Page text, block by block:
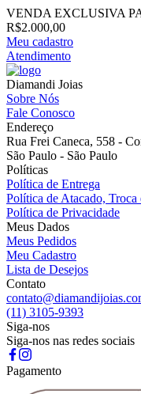
VENDA EXCLUSIVA
R$2.000,00
Meu cadastro
Atendimento
Diamandi Joias
Sobre Nós
Fale Conosco
Endereço
Rua Frei Caneca, 558 -
São Paulo - São Paulo
Políticas
Política de Entrega
Política de Atacado, Troca
Política de Privacidade
Meus Dados
Meus Pedidos
Meu Cadastro
Lista de Desejos
Contato
(11) 3105-9393
Siga-nos
Siga-nos nas redes sociais
Pagamento